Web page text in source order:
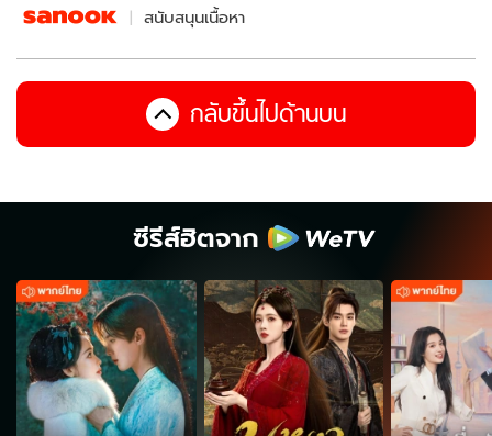
สนับสนุนเนื้อหา
กลับขึ้นไปด้านบน
ซีรีส์ฮิตจาก